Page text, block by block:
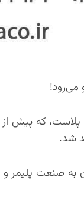
می‌رود!
که پیش
صنعت پلیمر و